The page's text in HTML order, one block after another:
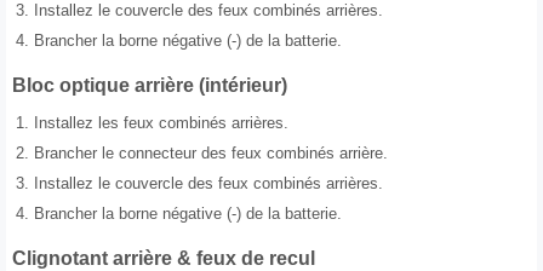
3.
Installez le couvercle des feux combinés arrières.
4. Brancher la borne négative (-) de la batterie.
Bloc optique arrière (intérieur)
1.
Installez les feux combinés arrières.
2. Brancher le connecteur des feux combinés arrière.
3.
Installez le couvercle des feux combinés arrières.
4. Brancher la borne négative (-) de la batterie.
Clignotant arrière & feux de recul